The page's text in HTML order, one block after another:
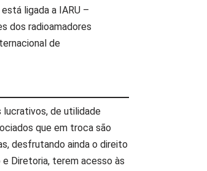
ligada a IARU –
dos radioamadores
de
lucrativos, de utilidade
que em troca são
desfrutando ainda o direito
Diretoria, terem acesso às